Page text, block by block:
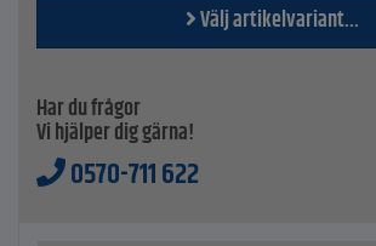
Välj artikelvariant...
Har du frågor
Vi hjälper dig gärna!
0570-711 622